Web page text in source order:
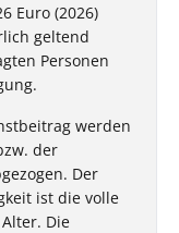
Euro (2026)
geltend
Personen
werden
der
Der
ist die volle
Die